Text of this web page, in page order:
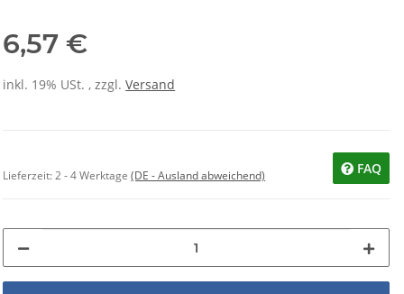
6,57 €
inkl. 19% USt. , zzgl.Versand
Lieferzeit:2 - 4 Werktage(DE - Ausland abweichend) FAQ